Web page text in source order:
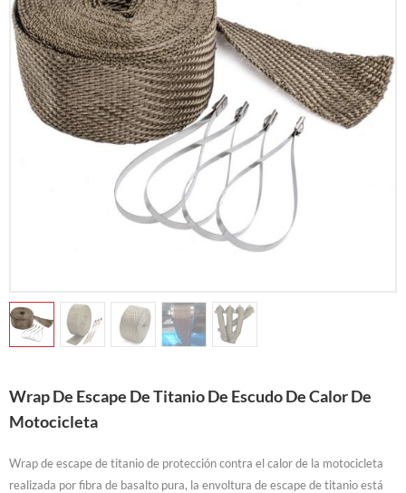
Wrap De Escape De Titanio De Escudo De Calor De
Motocicleta
Wrap de escape de titanio de protección contra el calor de la motocicleta
realizada por fibra de basalto pura, la envoltura de escape de titanio está